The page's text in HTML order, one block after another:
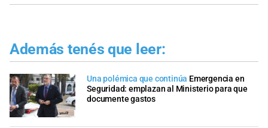
Además tenés que leer:
Una polémica que continúa Emergencia en
Seguridad: emplazan al Ministerio para que
documente gastos